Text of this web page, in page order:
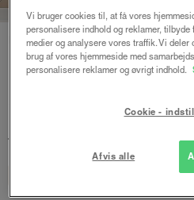
Forside/Persienner/ Freja
Freja
1047 kr.
Vi bruger cookies til, at få vores
personalisere indhold og reklamer,
medier og analysere vores traffik. Vi deler
brug af vores hjemmeside med
personalisere reklamer og øvrigt indhold.
Cookie -
Afvis alle